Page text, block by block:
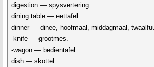
digestion — spysvertering.
dining table — eettafel.
dinner — dinee, hoofmaal, middagmaal,
-knife — grootmes.
-wagon — bedientafel.
dish — skottel.